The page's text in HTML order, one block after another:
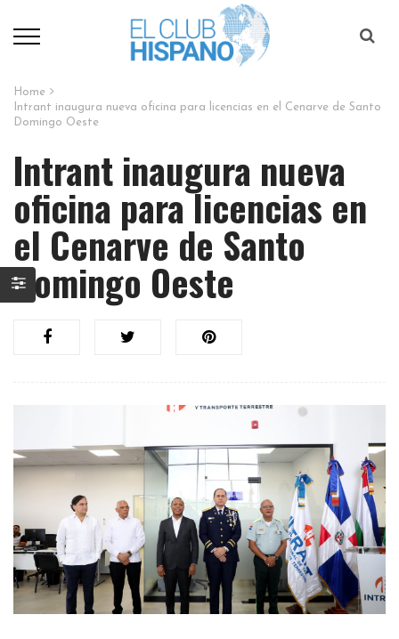
Home
Intrant inaugura nueva oficina para licencias en el Cenarve de Santo
Domingo Oeste
Intrant inaugura nueva
oficina para licencias en
el Cenarve de Santo
Domingo Oeste